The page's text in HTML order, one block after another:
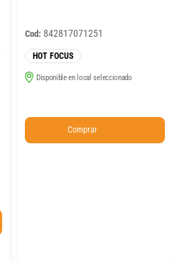
Cod: 842817071251
HOT FOCUS
Disponible en local seleccionado
Comprar